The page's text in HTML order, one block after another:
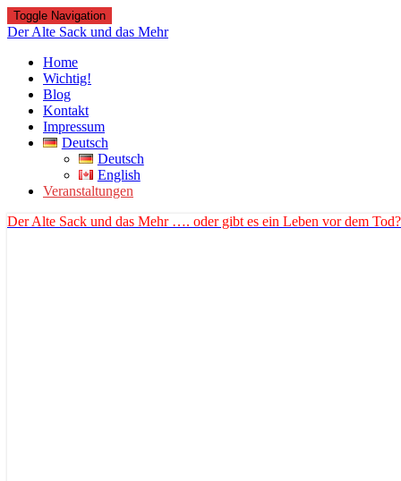
Toggle Navigation
Der Alte Sack und das Mehr
Home
Wichtig!
Blog
Kontakt
Impressum
Deutsch
Deutsch
English
Veranstaltungen
Der Alte Sack und das Mehr …. oder gibt es ein Leben vor dem Tod?